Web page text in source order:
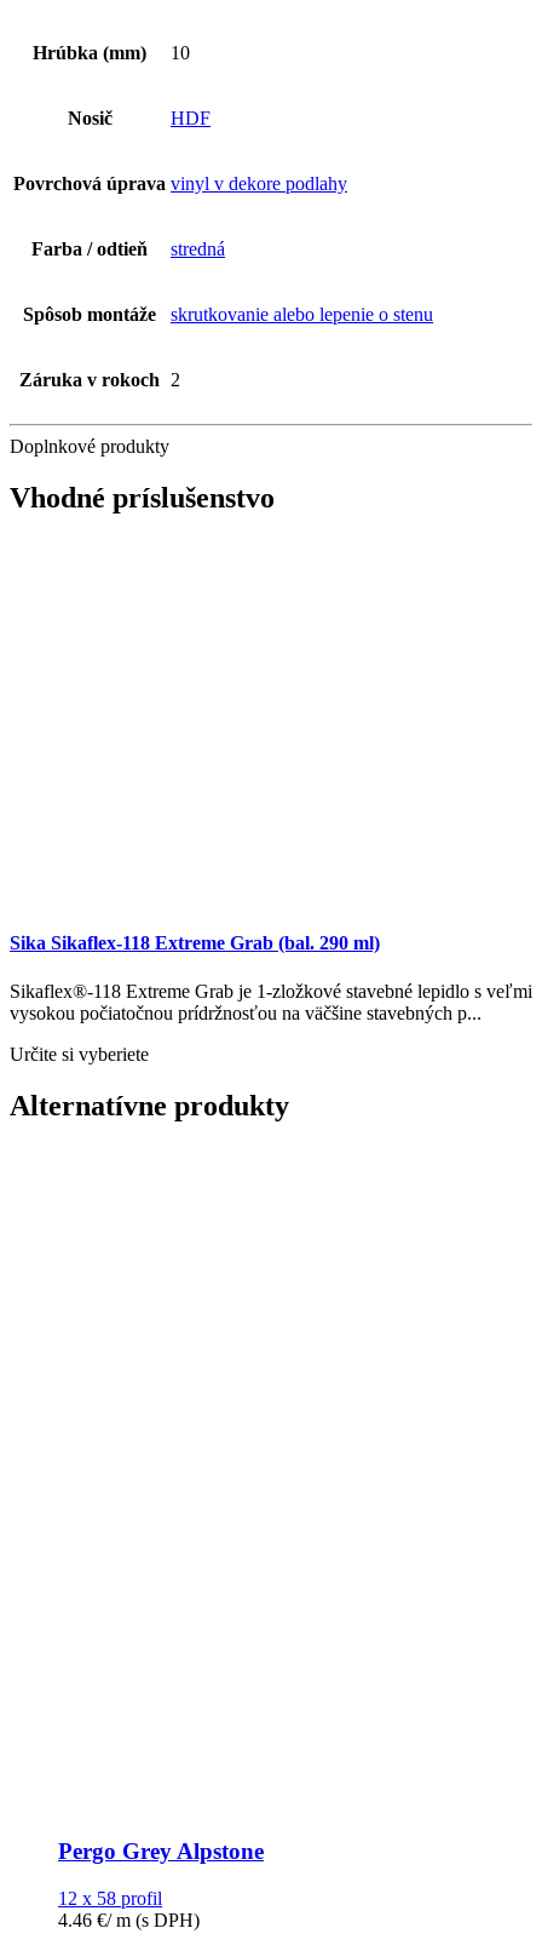
Hrúbka (mm) 10
Nosič HDF
Povrchová úprava vinyl v dekore podlahy
Farba / odtieň stredná
Spôsob montáže skrutkovanie alebo lepenie o stenu
Záruka v rokoch 2
Doplnkové produkty
Vhodné príslušenstvo
Sika Sikaflex-118 Extreme Grab (bal. 290 ml)
Sikaflex®-118 Extreme Grab je 1-zložkové stavebné lepidlo s veľmi
vysokou počiatočnou prídržnosťou na väčšine stavebných p...
Určite si vyberiete
Alternatívne produkty
Pergo Grey Alpstone
12 x 58 profil
4.46 €/ m (s DPH)